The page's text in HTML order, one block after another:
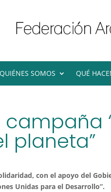
QUIÉNES SOMOS QUÉ
planeta”
con el apoyo del
Unidas para el Desarrollo”.